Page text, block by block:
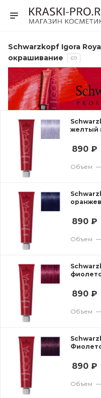
Schwarzkopf Igora
окрашивание
69
желтый
890 ₽
Объем
890 ₽
Объем
890 ₽
Объем
890 ₽
Объем